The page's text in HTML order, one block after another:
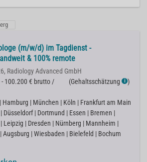
(m/w/d) im Tagdienst -
& 100% remote
Radiology Advanced GmbH
100.200 € brutto /
(Gehaltsschätzung ℹ )
Hamburg | München | Köln | Frankfurt am Main
Düsseldorf | Dortmund | Essen | Bremen |
Leipzig | Dresden | Nürnberg | Mannheim |
Augsburg | Wiesbaden | Bielefeld | Bochum